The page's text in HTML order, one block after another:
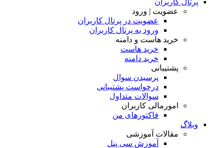
پرتال کاربران
عضویت | ورود
عضویت در پرتال کاربران
ورود به پرتال کاربران
خرید هاست و دامنه
خرید هاست
خرید دامنه
پشتیبانی
پرسیدن سوال
درخواست پشتیبانی
سوالات متداول
امورمالی کاربران
فاکتورهای من
وبلاگ
مقالات آموزشی
آموزش سی پنل